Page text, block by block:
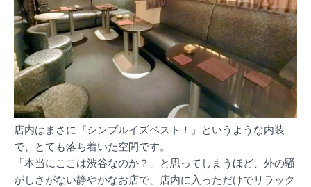
店内はまさに『シンプルイズベスト！』というような内装
で、とても落ち着いた空間です。
「本当にここは渋谷なのか？」と思ってしまうほど、外の騒
がしさがない静やかなお店で、店内に入っただけでリラック